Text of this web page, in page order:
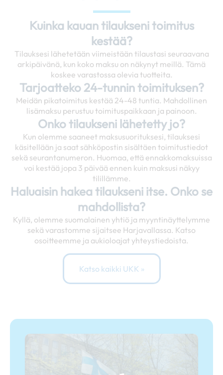
Kuinka kauan tilaukseni toimitus
kestää?
Tilauksesi lähetetään viimeistään tilaustasi seuraavana
arkipäivänä, kun koko maksu on näkynyt meillä. Tämä
koskee varastossa olevia tuotteita.
Tarjoatteko 24-tunnin toimituksen?
Meidän pikatoimitus kestää 24-48 tuntia. Mahdollinen
lisämaksu perustuu toimituspaikkaan ja painoon.
Onko tilaukseni lähetetty jo?
Kun olemme saaneet maksusuorituksesi, tilauksesi
käsitellään ja saat sähköpostin sisältäen toimitustiedot
sekä seurantanumeron. Huomaa, että ennakkomaksuissa
voi kestää jopa 3 päivää ennen kuin maksusi näkyy
tilillämme.
Haluaisin hakea tilaukseni itse. Onko se
mahdollista?
Kyllä, olemme suomalainen yhtiö ja myyntinäyttelymme
sekä varastomme sijaitsee Harjavallassa. Katso
osoitteemme ja aukioloajat yhteystiedoista.
Katso kaikki UKK »